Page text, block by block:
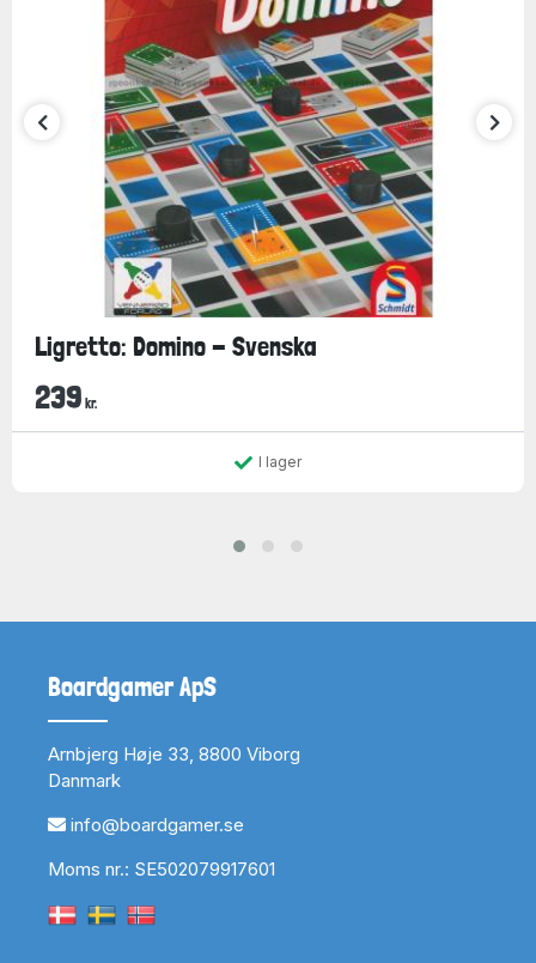
Ligretto: Domino - Svenska
239 kr.
I lager
Boardgamer ApS
Arnbjerg Høje 33, 8800 Viborg
Danmark
info@boardgamer.se
Moms nr.: SE502079917601